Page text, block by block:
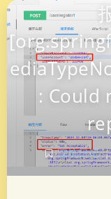
: Could
踩坑日记 |